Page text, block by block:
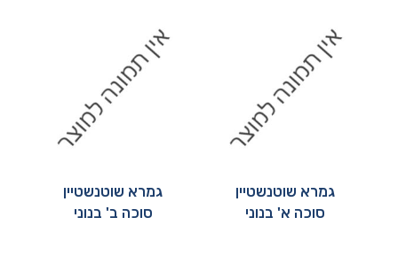
גמרא שוטנשטיין
סוכה א' בנוני
גמרא שוטנשטיין
סוכה ב' בנוני